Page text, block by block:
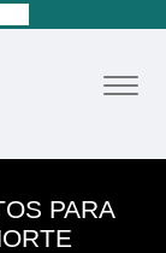
PARA